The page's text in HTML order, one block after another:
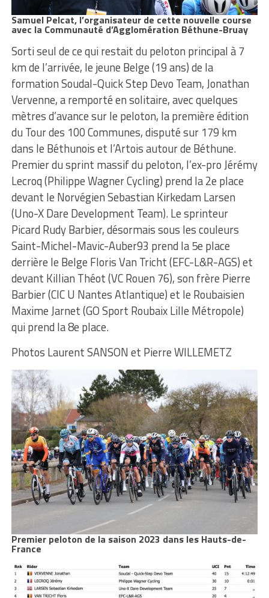
Samuel Pelcat, l’organisateur de cette nouvelle course
avec la Communauté d’Agglomération Béthune-Bruay
Sorti seul de ce qui restait du peloton principal à 7
km de l’arrivée, le jeune Belge (19 ans) de la
formation Soudal-Quick Step Devo Team, Jonathan
Vervenne, a remporté en solitaire, avec quelques
mètres d’avance sur le peloton, la première édition
du Tour des 100 Communes, disputé sur 179 km
dans le Béthunois et l’Artois autour de Béthune.
Premier du sprint massif du peloton, l’ex-pro Jérémy
Lecroq (Philippe Wagner Cycling) prend la 2e place
devant le Norvégien Sebastian Kirkedam Larsen
(Uno-X Dare Development Team). Le sprinteur
Picard Rudy Barbier, désormais sous les couleurs
Saint-Michel-Mavic-Auber93 prend la 5e place
derrière le Belge Floris Van Tricht (EFC-L&R-AGS) et
devant Killian Théot (VC Rouen 76), son frère Pierre
Barbier (CIC U Nantes Atlantique) et le Roubaisien
Maxime Jarnet (GO Sport Roubaix Lille Métropole)
qui prend la 8e place.
Photos Laurent SANSON et Pierre WILLEMETZ
Premier peloton de la saison 2023 dans les Hauts-de-
France